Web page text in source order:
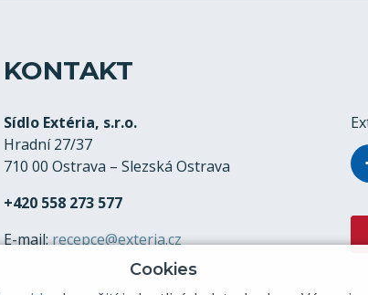
KONTAKT
Sídlo Extéria, s.r.o.
Hradní 27/37
710 00 Ostrava – Slezská Ostrava
+420 558 273 577
E-mail:recepce@exteria.cz
Cookies